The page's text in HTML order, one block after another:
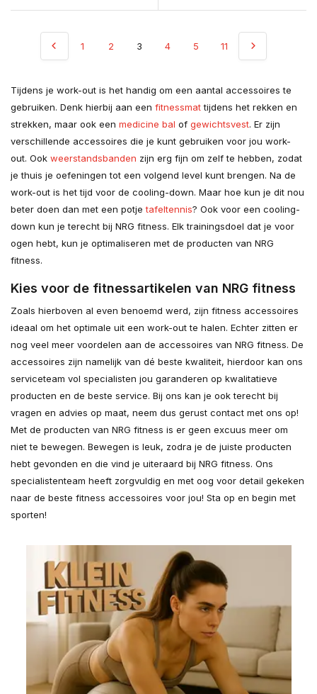
1 2 3 4 5 11
Tijdens je work-out is het handig om een aantal accessoires te
gebruiken. Denk hierbij aan een fitnessmattijdens het rekken en
strekken, maar ook een medicine bal of gewichtsvest. Er zijn
verschillende accessoires die je kunt gebruiken voor jou work-
out. Ook weerstandsbanden zijn erg fijn om zelf te hebben, zodat
je thuis je oefeningen tot een volgend level kunt brengen. Na de
work-out is het tijd voor de cooling-down. Maar hoe kun je dit nou
beter doen dan met een potjetafeltennis? Ook voor een cooling-
down kun je terecht bij NRG fitness. Elk trainingsdoel dat je voor
ogen hebt, kun je optimaliseren met de producten van NRG
fitness.
Kies voor de fitnessartikelen van NRG fitness
Zoals hierboven al even benoemd werd, zijn fitness accessoires
ideaal om het optimale uit een work-out te halen. Echter zitten er
nog veel meer voordelen aan de accessoires van NRG fitness. De
accessoires zijn namelijk van dé beste kwaliteit, hierdoor kan ons
serviceteam vol specialisten jou garanderen op kwalitatieve
producten en de beste service. Bij ons kan je ook terecht bij
vragen en advies op maat, neem dus gerust contact met ons op!
Met de producten van NRG fitness is er geen excuus meer om
niet te bewegen. Bewegen is leuk, zodra je de juiste producten
hebt gevonden en die vind je uiteraard bij NRG fitness. Ons
specialistenteam heeft zorgvuldig en met oog voor detail gekeken
naar de beste fitness accessoires voor jou! Sta op en begin met
sporten!